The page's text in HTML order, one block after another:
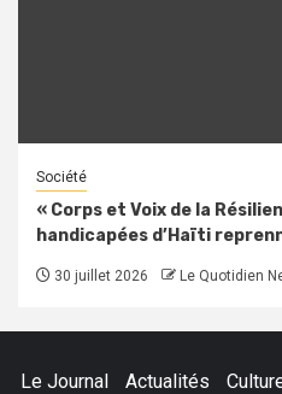
Société
« Corps et Voix de la
handicapées d’Haïti
30 juillet 2026 Le Quotidien
Le Journal Actualités